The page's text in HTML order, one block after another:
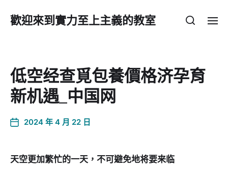
歡迎來到實力至上主義的教室
低空经查覓包養價格济孕育
新机遇_中国网
2024 年 4 月 22 日
天空更加繁忙的一天，不可避免地将要来临